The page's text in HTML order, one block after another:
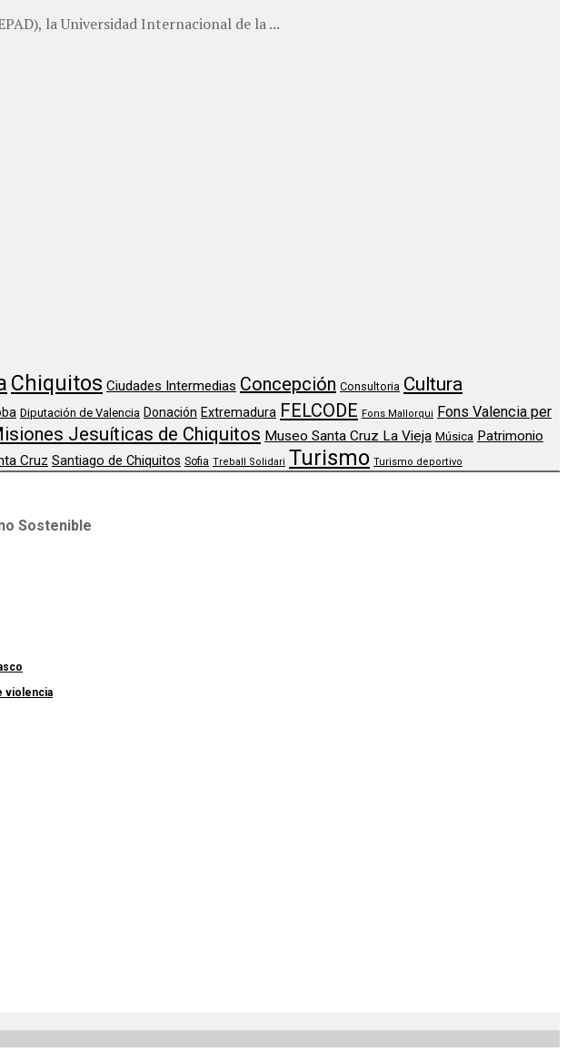
la Universidad Internacional de la ...
Chiquitos Ciudades Intermedias Concepción Consultoria Cultura
Diputación de Valencia Donación Extremadura FELCODE Fons Mallorqui
Fons Valencia per
Jesuíticas de Chiquitos Museo Santa Cruz La Vieja Música Patrimonio
Cruz Santiago de Chiquitos Sofia Treball Solidari Turismo Turismo deportivo
Sostenible
violencia